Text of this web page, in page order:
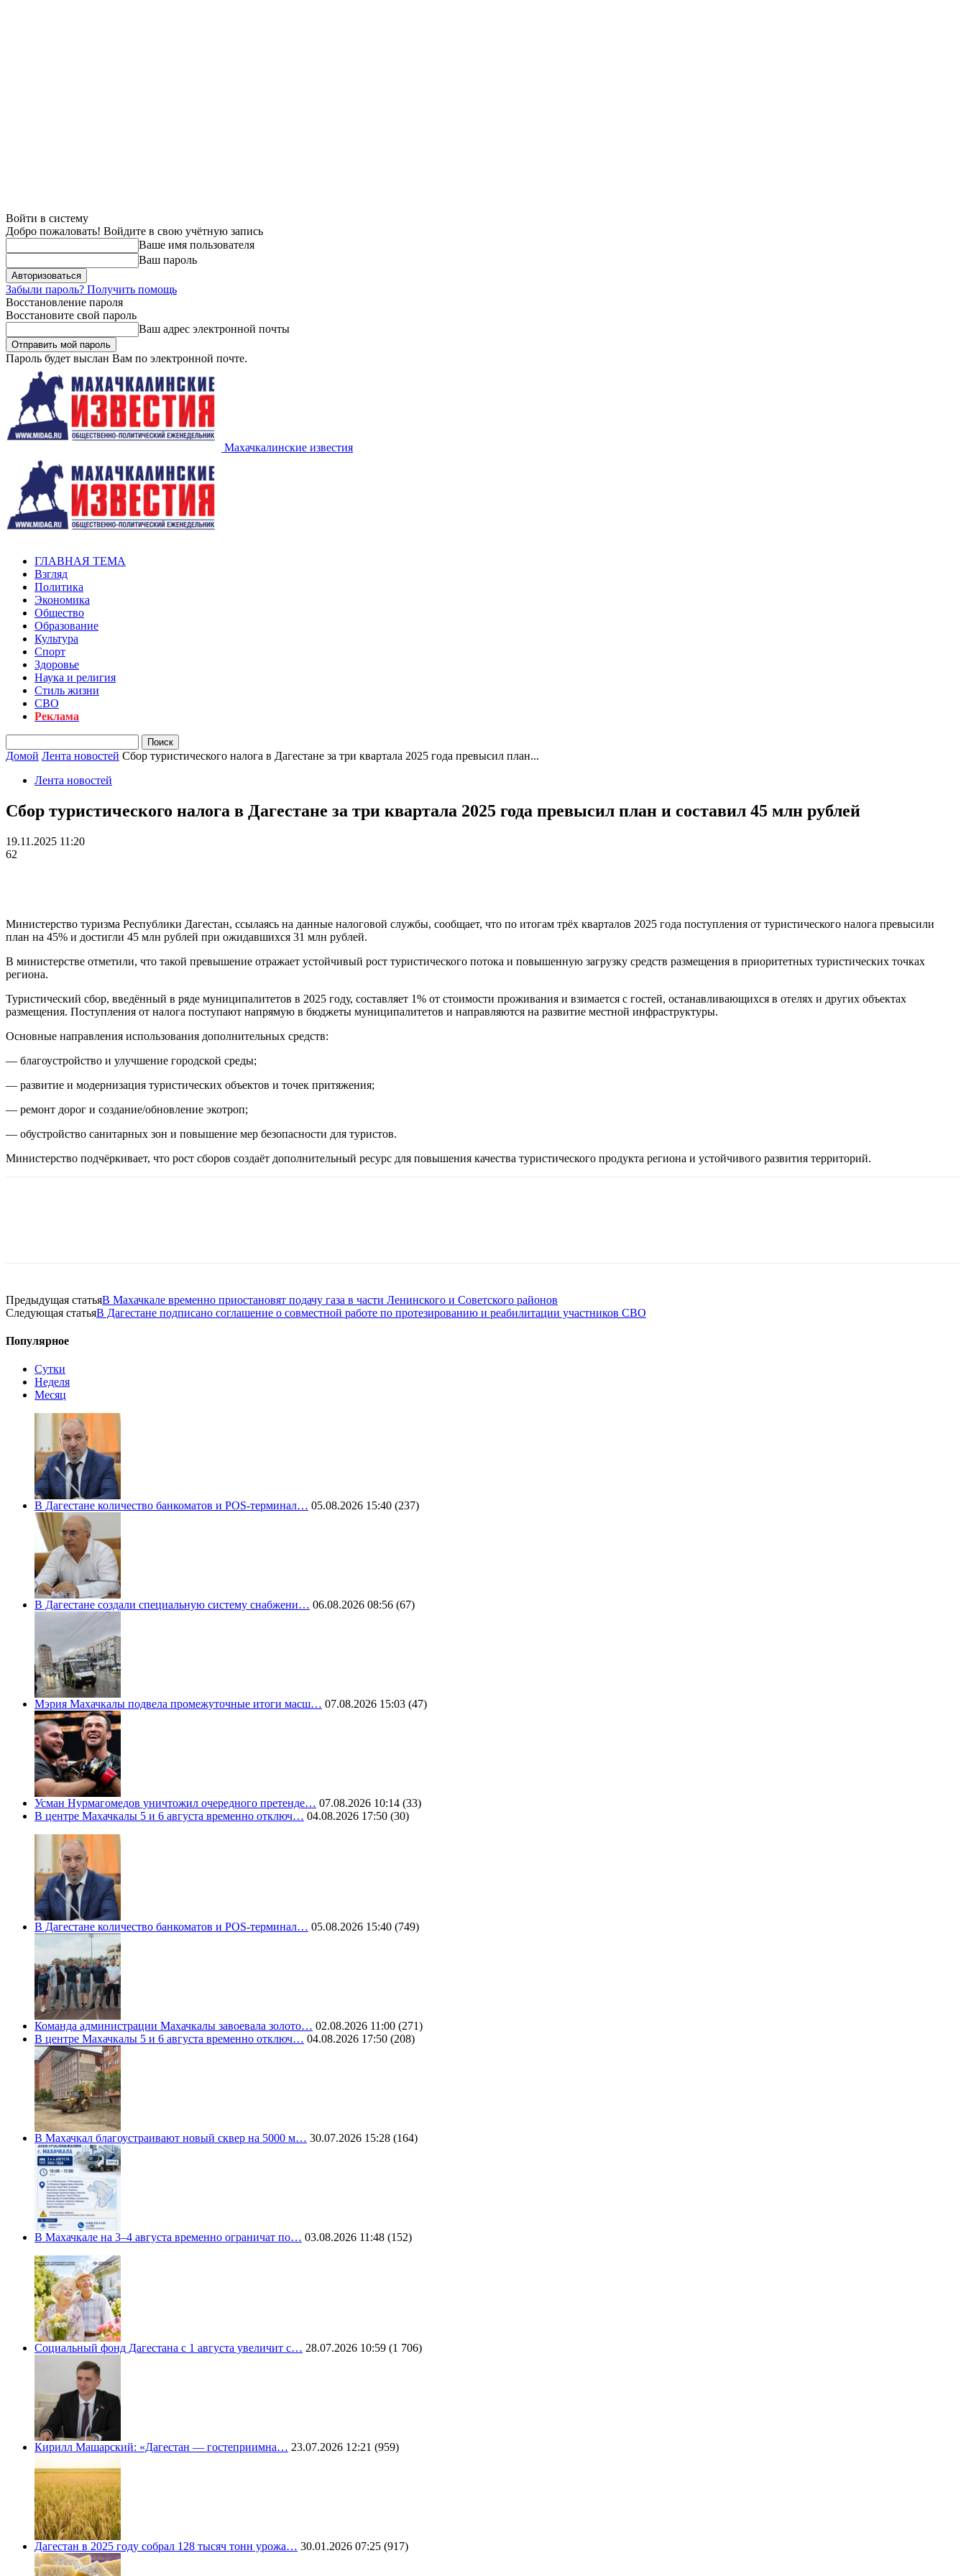
Войти в систему
Добро пожаловать! Войдите в свою учётную запись
Ваше имя пользователя
Ваш пароль
Забыли пароль? Получить помощь
Восстановление пароля
Восстановите свой пароль
Ваш адрес электронной почты
Пароль будет выслан Вам по электронной почте.
Махачкалинские известия
ГЛАВНАЯ ТЕМА
Взгляд
Политика
Экономика
Общество
Образование
Культура
Спорт
Здоровье
Наука и религия
Стиль жизни
СВО
Реклама
Домой Лента новостей Сбор туристического налога в Дагестане за три квартала 2025 года превысил план...
Лента новостей
Сбор туристического налога в Дагестане за три квартала 2025 года превысил план и составил 45 млн рублей
19.11.2025 11:20
62
Министерство туризма Республики Дагестан, ссылаясь на данные налоговой службы, сообщает, что по итогам трёх кварталов 2025 года поступления от туристического налога превысили
план на 45% и достигли 45 млн рублей при ожидавшихся 31 млн рублей.
В министерстве отметили, что такой превышение отражает устойчивый рост туристического потока и повышенную загрузку средств размещения в приоритетных туристических точках
региона.
Туристический сбор, введённый в ряде муниципалитетов в 2025 году, составляет 1% от стоимости проживания и взимается с гостей, останавливающихся в отелях и других объектах
размещения. Поступления от налога поступают напрямую в бюджеты муниципалитетов и направляются на развитие местной инфраструктуры.
Основные направления использования дополнительных средств:
— благоустройство и улучшение городской среды;
— развитие и модернизация туристических объектов и точек притяжения;
— ремонт дорог и создание/обновление экотроп;
— обустройство санитарных зон и повышение мер безопасности для туристов.
Министерство подчёркивает, что рост сборов создаёт дополнительный ресурс для повышения качества туристического продукта региона и устойчивого развития территорий.
Предыдущая статьяВ Махачкале временно приостановят подачу газа в части Ленинского и Советского районов
Следующая статьяВ Дагестане подписано соглашение о совместной работе по протезированию и реабилитации участников СВО
Популярное
Сутки
Неделя
Месяц
В Дагестане количество банкоматов и POS-терминал… 05.08.2026 15:40 (237)
В Дагестане создали специальную систему снабжени… 06.08.2026 08:56 (67)
Мэрия Махачкалы подвела промежуточные итоги масш… 07.08.2026 15:03 (47)
Усман Нурмагомедов уничтожил очередного претенде… 07.08.2026 10:14 (33)
В центре Махачкалы 5 и 6 августа временно отключ… 04.08.2026 17:50 (30)
В Дагестане количество банкоматов и POS-терминал… 05.08.2026 15:40 (749)
Команда администрации Махачкалы завоевала золото… 02.08.2026 11:00 (271)
В центре Махачкалы 5 и 6 августа временно отключ… 04.08.2026 17:50 (208)
В Махачкал благоустраивают новый сквер на 5000 м… 30.07.2026 15:28 (164)
В Махачкале на 3–4 августа временно ограничат по… 03.08.2026 11:48 (152)
Социальный фонд Дагестана с 1 августа увеличит с… 28.07.2026 10:59 (1 706)
Кирилл Машарский: «Дагестан — гостеприимна… 23.07.2026 12:21 (959)
Дагестан в 2025 году собрал 128 тысяч тонн урожа… 30.01.2026 07:25 (917)